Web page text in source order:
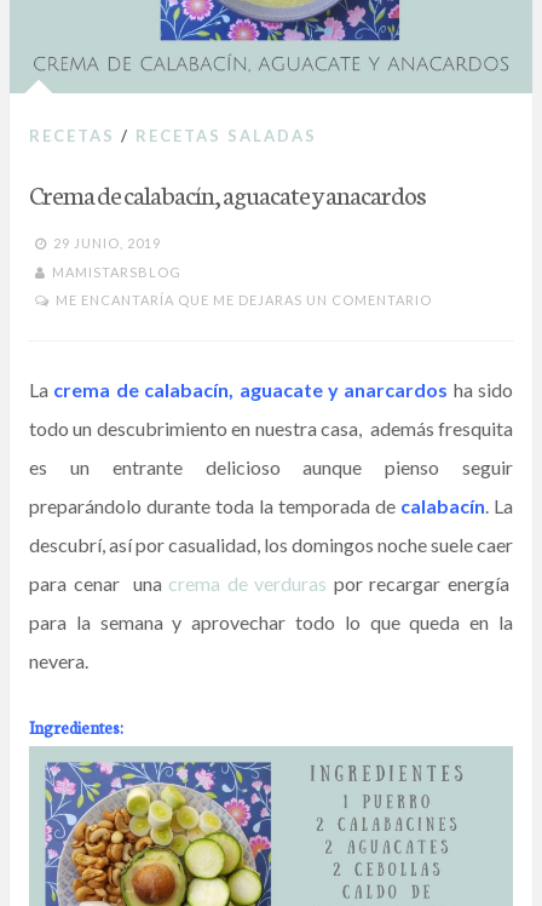
RECETAS / RECETAS SALADAS
Crema de calabacín, aguacate y anacardos
29 JUNIO, 2019
MAMISTARSBLOG
ME ENCANTARÍA QUE ME DEJARAS UN COMENTARIO
La crema de calabacín, aguacate y anarcardos ha sido
todo un descubrimiento en nuestra casa, además fresquita
es un entrante delicioso aunque pienso seguir
preparándolo durante toda la temporada de calabacín . La
descubrí, así por casualidad, los domingos noche suele caer
para cenar una crema de verduras por recargar energía
para la semana y aprovechar todo lo que queda en la
nevera.
Ingredientes: